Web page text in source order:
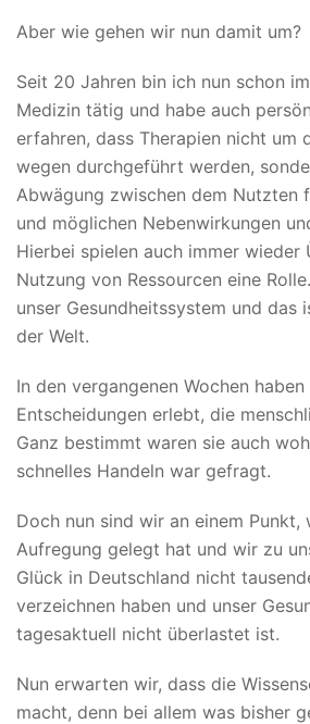
Aber wie gehen wir nun damit um?
Seit 20 Jahren bin ich nun schon
Medizin tätig und habe auch
erfahren, dass Therapien nicht um
wegen durchgeführt werden,
Abwägung zwischen dem Nutzten
und möglichen Nebenwirkungen
Hierbei spielen auch immer wieder
Nutzung von Ressourcen eine
unser Gesundheitssystem und das
der Welt.
In den vergangenen Wochen
Entscheidungen erlebt, die
Ganz bestimmt waren sie auch
schnelles Handeln war gefragt.
Doch nun sind wir an einem Punkt,
Aufregung gelegt hat und wir zu
Glück in Deutschland nicht
verzeichnen haben und unser
tagesaktuell nicht überlastet ist.
Nun erwarten wir, dass die
macht, denn bei allem was bisher